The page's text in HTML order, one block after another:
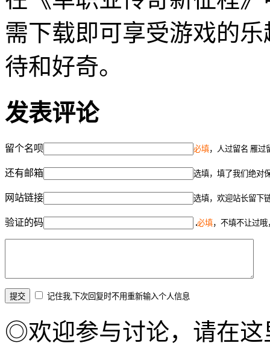
需下载即可享受游戏的
待和好奇。
发表评论
留个名呗 必填，人过留名 雁过
还有邮箱 选填，填了我们绝对
网站链接 选填，欢迎站长留下
验证的码 必填，不填不让过
记住我,下次回复时不用重新输入个人信息
◎欢迎参与讨论，请在这